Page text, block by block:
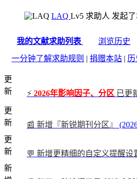
LAQ Lv5 求助人 发起
我的文献求助列表
浏览历史
一分钟了解求助规则 | 捐赠本站 |
更
新
⚡ 2026年影响因子、分区 已更
更
新
📰 新增『新锐期刊分区』
更
新
💬 新增更精细的自定义提醒设
新